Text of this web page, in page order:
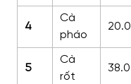
4
Cà
pháo
20.0
5
Cà
rốt
38.0